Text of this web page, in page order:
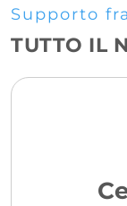
Supporto
TUTTO IL